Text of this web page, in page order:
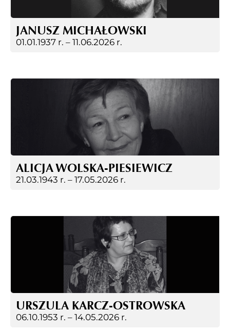
JANUSZ MICHAŁOWSKI
01.01.1937 r. – 11.06.2026 r.
ALICJA WOLSKA-PIESIEWICZ
21.03.1943 r. – 17.05.2026 r.
URSZULA KARCZ-OSTROWSKA
06.10.1953 r. – 14.05.2026 r.